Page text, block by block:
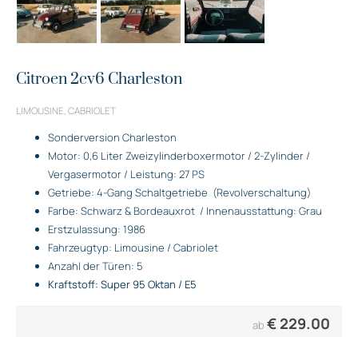
Citroen 2cv6 Charleston
LIMOUSINE, CABRIOLET
Sonderversion Charleston
Motor: 0,6 Liter Zweizylinderboxermotor / 2-Zylinder /
Vergasermotor / Leistung: 27 PS
Getriebe: 4-Gang Schaltgetriebe (Revolverschaltung)
Farbe: Schwarz & Bordeauxrot / Innenausstattung: Grau
Erstzulassung: 1986
Fahrzeugtyp: Limousine / Cabriolet
Anzahl der Türen: 5
Kraftstoff: Super 95 Oktan / E5
ab € 229.00